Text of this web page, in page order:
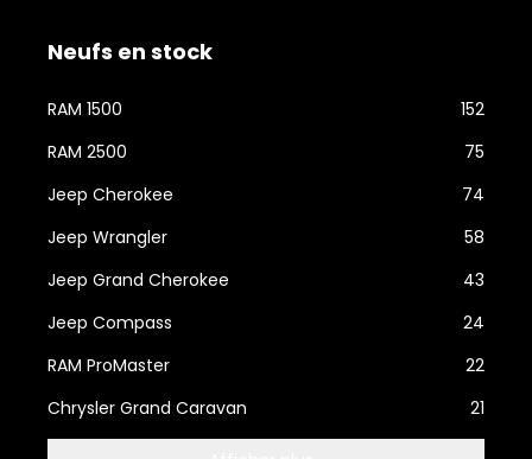
Neufs en stock
RAM 1500
152
RAM 2500
75
Jeep Cherokee
74
Jeep Wrangler
58
Jeep Grand Cherokee
43
Jeep Compass
24
RAM ProMaster
22
Chrysler Grand Caravan
21